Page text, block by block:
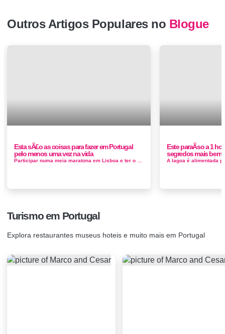
Outros Artigos Populares no Blogue
Esta sÃ£o as coisas para fazer em Portugal
pelo menos uma vez na vida
Este paraÃ­so a 1
segredos mais bem
Turismo em Portugal
Explora restaurantes museus hoteis e muito mais em Portugal